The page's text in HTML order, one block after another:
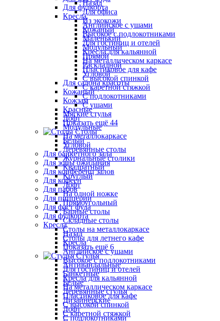
Для фудкорта
Кресла
Английское с ушами
Высокое с подлокотниками
Для гостиниц и отелей
Кресла для кальянной
На металлическом каркасе
Пластиковое для кафе
С высокой спинкой
С каретной стяжкой
С подлокотниками
С ушами
Мягкие стулья
Показать ещё 44
Столы
Белый
Деревянные столы
Журнальные столики
Квадратный
Круглый
Лофт
На одной ножке
Прямоугольный
Барные столы
Складные столы
Столы на металлокаркасе
Столы для летнего кафе
Показать ещё 6
Стулья
Антивандальные
Банкетные
Белые
Деревянные стулья
Дизайнерские
Лофт
С подлокотниками
Назад
Для офиса
Из экокожи
Кожаный
Маленький
Модульный
Прямой
Раскладной
Угловой
Для салона красоты
Кожаный
Кожзам
Красные
Лофт
Модульные
На металлокаркасе
Угловой
Для банкетного зала
Для зоны ожидания
Для конференц залов
Для кофеен
Для пабов
Для пиццерии
Для фаст фуда
Для фудкорта
Кресла
Назад
Кресла
Английское с ушами
Высокое с подлокотниками
Для гостиниц и отелей
Кресла для кальянной
На металлическом каркасе
Пластиковое для кафе
С высокой спинкой
С каретной стяжкой